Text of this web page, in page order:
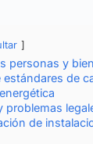
personas y
de
problemas
de